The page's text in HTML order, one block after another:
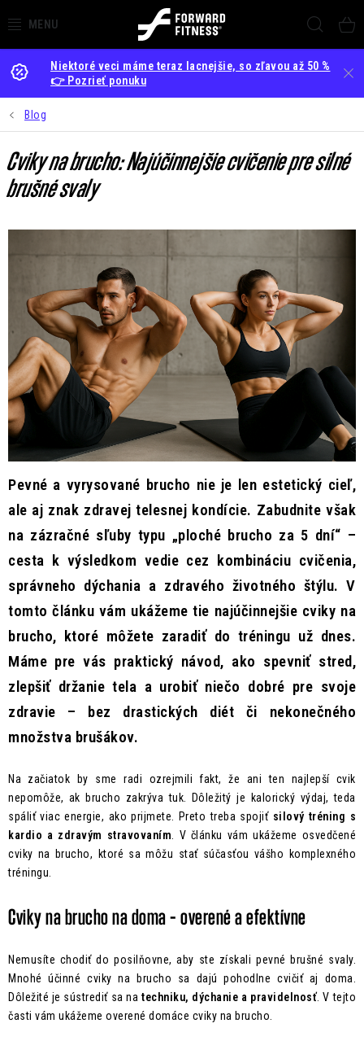
na
OBCHOD
ZARIAĎOVANIE GYMOV
PRENÁJOM NÁRADIA
AKCIE
BLOG
Kontakt Moja objednávka Hodnotenie obchodu
Niektoré veci máme teraz lacnejšie, so zľavou až 50 %
👉 Pozrieť ponuku
Blog
Cviky na brucho: Najúčinnejšie cvičenie pre silné
brušné svaly
Pevné a vyrysované brucho nie je len estetický cieľ,
ale aj znak zdravej telesnej kondície. Zabudnite však
na zázračné sľuby typu „ploché brucho za 5 dní“ –
cesta k výsledkom vedie cez kombináciu cvičenia,
správneho dýchania a zdravého životného štýlu. V
tomto článku vám ukážeme tie najúčinnejšie cviky na
brucho, ktoré môžete zaradiť do tréningu už dnes.
Máme pre vás praktický návod, ako spevniť stred,
zlepšiť držanie tela a urobiť niečo dobré pre svoje
zdravie – bez drastických diét či nekonečného
množstva brušákov.
Na začiatok by sme radi ozrejmili fakt, že ani ten najlepší cvik
nepomôže, ak brucho zakrýva tuk. Dôležitý je kalorický výdaj, teda
spáliť viac energie, ako prijmete. Preto treba spojiť silový tréning s
kardio a zdravým stravovaním . V článku vám ukážeme osvedčené
cviky na brucho, ktoré sa môžu stať súčasťou vášho komplexného
tréningu.
Cviky na brucho na doma – overené a efektívne
Nemusíte chodiť do posilňovne, aby ste získali pevné brušné svaly.
Mnohé účinné cviky na brucho sa dajú pohodlne cvičiť aj doma.
Dôležité je sústrediť sa na techniku, dýchanie a pravidelnosť. V tejto
časti vám ukážeme overené domáce cviky na brucho.